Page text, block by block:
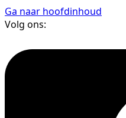
Ga naar hoofdinhoud
Volg ons: